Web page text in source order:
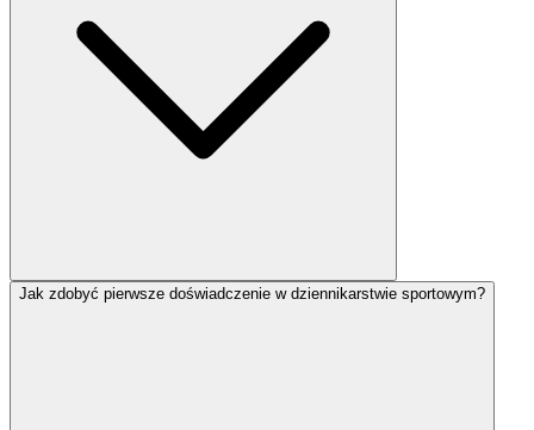
Jak zdobyć pierwsze doświadczenie w dziennikarstwie sportowym?